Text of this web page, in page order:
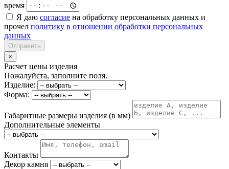
время
Я даю согласие на обработку персональных данных и
прочел политику в отношении обработки персональных
данных
Отправить
×
Расчет цены изделия
Пожалуйста, заполните поля.
Изделие:
Форма:
Габаритные размеры изделия (в мм)
Дополнительные элементы
Контакты
Декор камня